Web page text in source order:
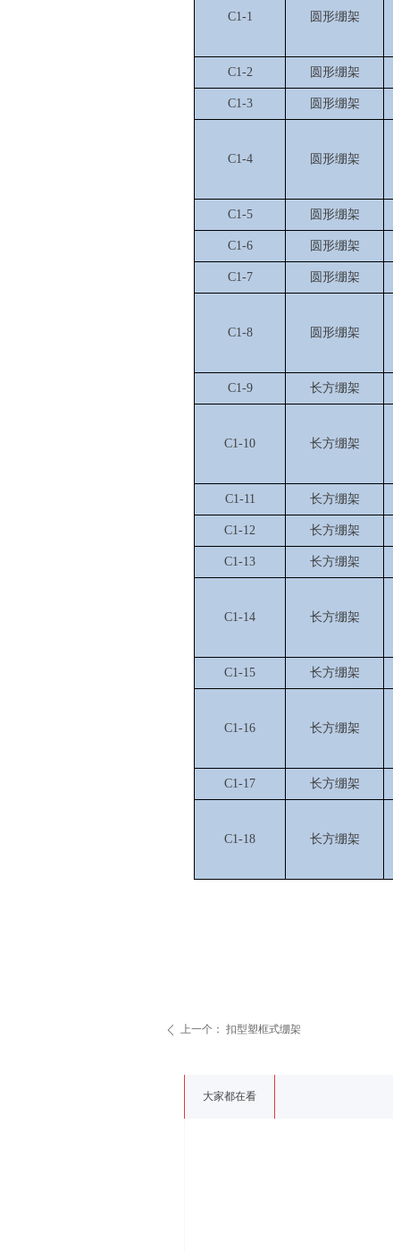
大家都在看
ꄴ 上一个： 扣型塑框式绷架
C1-1 圆形绷架
C1-2 圆形绷架
C1-3 圆形绷架
C1-4 圆形绷架
C1-5 圆形绷架
C1-6 圆形绷架
C1-7 圆形绷架
C1-8 圆形绷架
C1-9 长方绷架
C1-10 长方绷架
C1-11 长方绷架
C1-12 长方绷架
C1-13 长方绷架
C1-14 长方绷架
C1-15 长方绷架
C1-16 长方绷架
C1-17 长方绷架
C1-18 长方绷架